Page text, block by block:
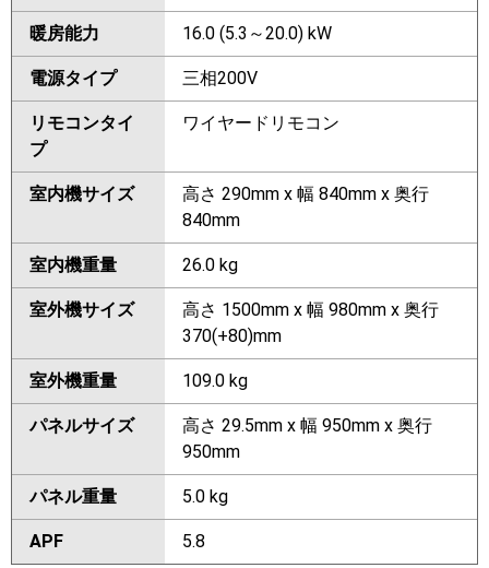
暖房能力 16.0 (5.3～20.0) kW
電源タイプ 三相200V
リモコンタイ
プ
ワイヤードリモコン
室内機サイズ
高さ 290mm x 幅 840mm x 奥行
840mm
室内機重量 26.0 kg
室外機サイズ
高さ 1500mm x 幅 980mm x 奥行
370(+80)mm
室外機重量 109.0 kg
パネルサイズ
高さ 29.5mm x 幅 950mm x 奥行
950mm
パネル重量 5.0 kg
APF 5.8